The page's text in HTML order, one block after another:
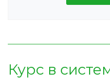
Курс в